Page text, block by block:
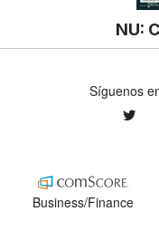
NU:
Síguenos
Business/Finance